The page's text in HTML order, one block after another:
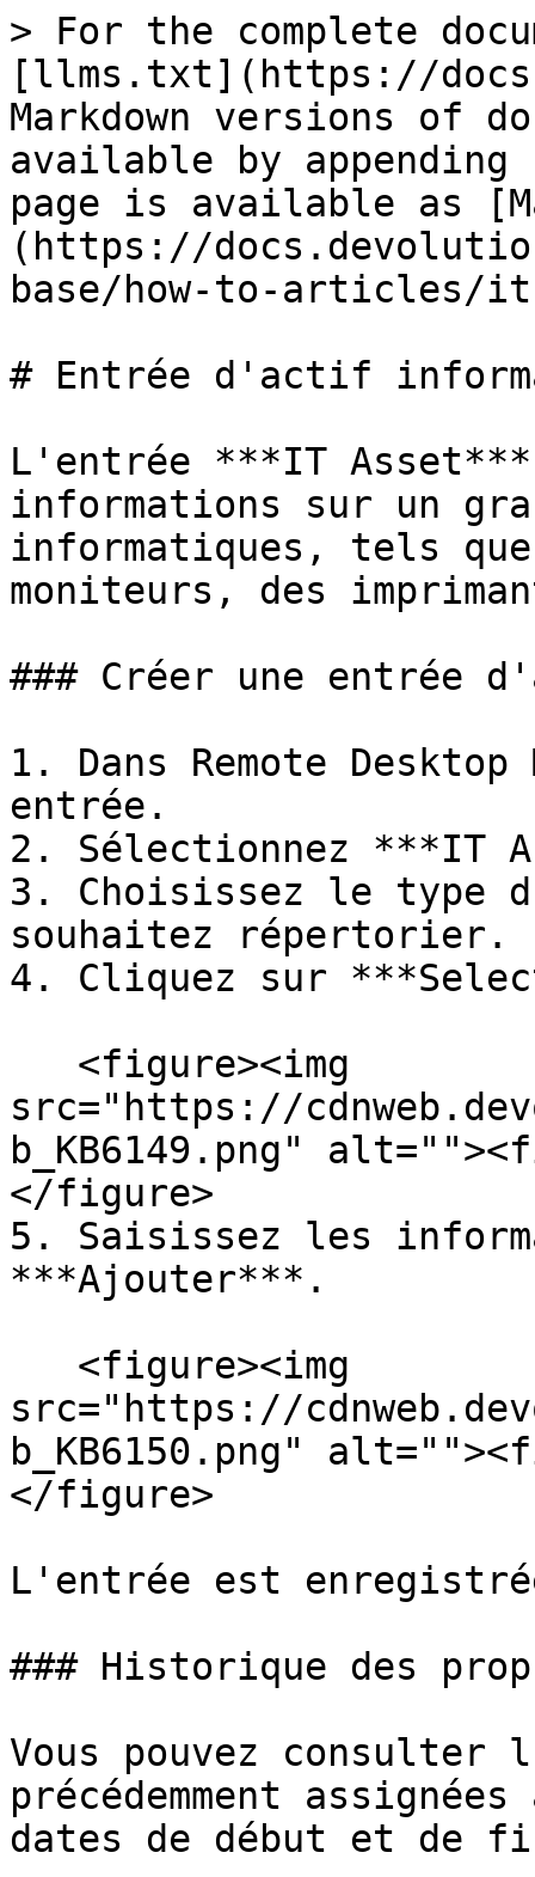
> For the complete
[llms.txt](https://
Markdown versions of
available by
page is available as
(https://
base/how-to-articles/
# Entrée d'actif
L'entrée ***IT
informations sur un
informatiques, tels
moniteurs, des
### Créer une entrée
1. Dans Remote
entrée.
2. Sélectionnez ***IT
3. Choisissez le type
souhaitez répertorier.
4. Cliquez sur
src="https://
b_KB6149.png"
</figure>
5. Saisissez les
***Ajouter***.
src="https://
b_KB6150.png"
</figure>
L'entrée est
### Historique des
Vous pouvez consulter
précédemment
dates de début et de